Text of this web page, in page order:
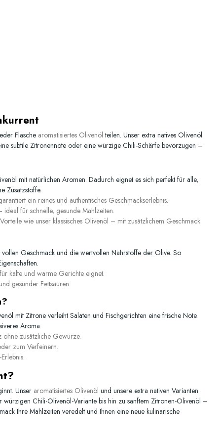
Flasche aromatisiertes Olivenöl teilen. Unser extra natives Olivenöl
subtile Zitronennote oder eine würzige Chili-Schärfe bevorzugen –
mit natürlichen Aromen. Dadurch eignet es sich perfekt für alle,
Zusatzstoffe.
ein reines und authentisches Geschmackserlebnis.
für schnelle, gesunde Mahlzeiten.
wie unser klassisches Olivenöl – mit zusätzlichem Geschmack.
Geschmack und die wertvollen Nährstoffe der Olive. So
kalte und warme Gerichte eignet.
gesunder Fettsäuren.
mit Zitrone verleiht Salaten und Fischgerichten eine frische Note.
Aroma.
zusätzliche Gewürze.
zum Verfeinern.
Unser aromatisiertes Olivenöl und unsere extra nativen Varianten
Chili-Olivenöl-Variante bis hin zu sanftem Zitronen-Olivenöl –
Ihre Mahlzeiten veredelt und Ihnen eine neue kulinarische